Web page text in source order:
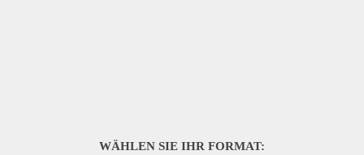
WÄHLEN SIE IHR FORMAT: